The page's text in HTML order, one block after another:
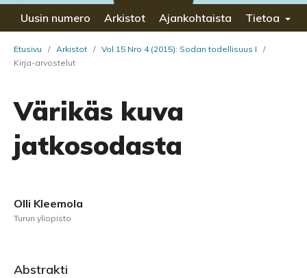
Uusin numero Arkistot Ajankohtaista Tietoa
Etusivu / Arkistot / Vol 15 Nro 4 (2015): Sodan todellisuus I
/
Kirja-arvostelut
Värikäs kuva
jatkosodasta
Olli Kleemola
Turun yliopisto
Abstrakti